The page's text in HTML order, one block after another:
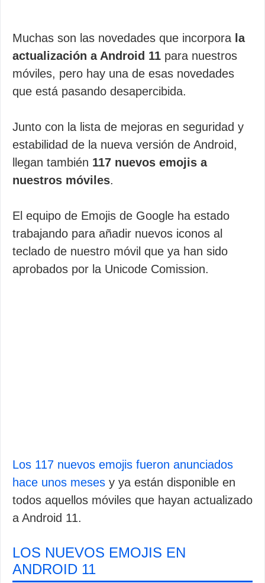
Muchas son las novedades que incorpora la
actualización a Android 11 para nuestros
móviles, pero hay una de esas novedades
que está pasando desapercibida.
Junto con la lista de mejoras en seguridad y
estabilidad de la nueva versión de Android,
llegan también 117 nuevos emojis a
nuestros móviles.
El equipo de Emojis de Google ha estado
trabajando para añadir nuevos iconos al
teclado de nuestro móvil que ya han sido
aprobados por la Unicode Comission.
Los 117 nuevos emojis fueron anunciados
hace unos meses y ya están disponible en
todos aquellos móviles que hayan actualizado
a Android 11.
LOS NUEVOS EMOJIS EN
ANDROID 11